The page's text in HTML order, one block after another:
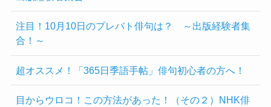
注目！10月10日のプレバト俳句は？ ～出版経験者集
合！～
超オススメ！「365日季語手帖」俳句初心者の方へ！
目からウロコ！この方法があった！（その２）NHK俳